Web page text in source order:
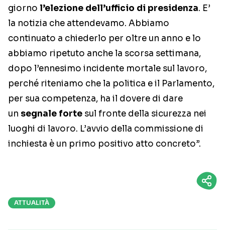
giorno l’elezione dell’ufficio di presidenza. E’
la notizia che attendevamo. Abbiamo
continuato a chiederlo per oltre un anno e lo
abbiamo ripetuto anche la scorsa settimana,
dopo l’ennesimo incidente mortale sul lavoro,
perché riteniamo che la politica e il Parlamento,
per sua competenza, ha il dovere di dare
un segnale forte sul fronte della sicurezza nei
luoghi di lavoro. L’avvio della commissione di
inchiesta è un primo positivo atto concreto”.
ATTUALITÀ